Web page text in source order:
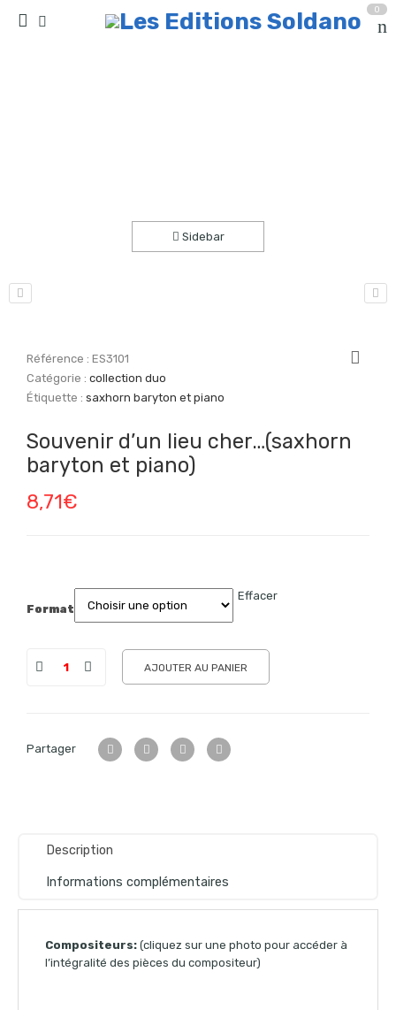
0
Sidebar
Référence :ES3101
Catégorie :collection duo
Étiquette :saxhorn baryton et piano
Souvenir d’un lieu cher…(saxhorn
baryton et piano)
8,71€
Format
Effacer
AJOUTER AU PANIER
Partager
Description
Informations complémentaires
Compositeurs: (cliquez sur une photo pour accéder à
l’intégralité des pièces du compositeur)